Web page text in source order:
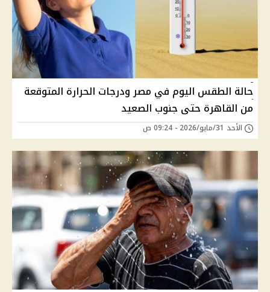
حالة الطقس اليوم في مصر ودرجات الحرارة المتوقعة
من القاهرة حتى جنوب الصعيد
الأحد 31/مايو/2026 - 09:24 ص